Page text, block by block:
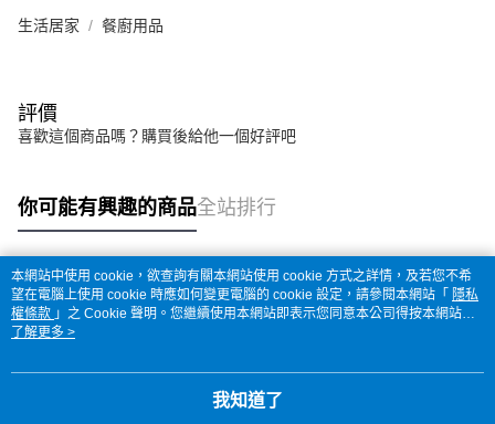
生活居家 餐廚用品
評價
喜歡這個商品嗎？購買後給他一個好評吧
你可能有興趣的商品全站排行
熱門標籤
本網站中使用 cookie，欲查詢有關本網站使用 cookie 方式之詳情，及若您不希
望在電腦上使用 cookie 時應如何變更電腦的 cookie 設定，請參閱本網站「 隱私
權條款 」之 Cookie 聲明。您繼續使用本網站即表示您同意本公司得按本網站使
用條款之 Cookie 聲明使用 cookie。
了解更多 >
我知道了